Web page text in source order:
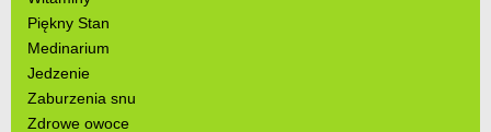
Piękny Stan
Medinarium
Jedzenie
Zaburzenia snu
Zdrowe owoce